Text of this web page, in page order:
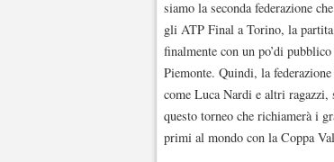
siamo la seconda federazione
gli ATP Final a Torino, la
finalmente con un po’di
Piemonte. Quindi, la
come Luca Nardi e altri
questo torneo che richiamerà i
primi al mondo con la Coppa